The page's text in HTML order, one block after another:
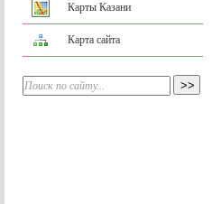
Карты Казани
Карта сайта